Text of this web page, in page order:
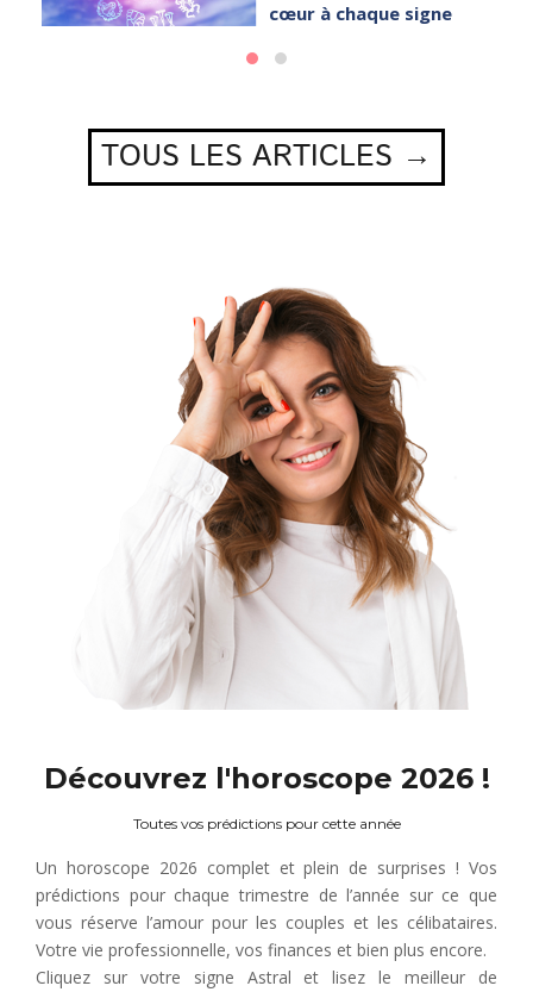
cœur à chaque signe
TOUS LES ARTICLES →
Découvrez l'horoscope 2026 !
Toutes vos prédictions pour cette année
Un horoscope 2026 complet et plein de surprises ! Vos
prédictions pour chaque trimestre de l’année sur ce que
vous réserve l’amour pour les couples et les célibataires.
Votre vie professionnelle, vos finances et bien plus encore.
Cliquez sur votre signe Astral et lisez le meilleur de